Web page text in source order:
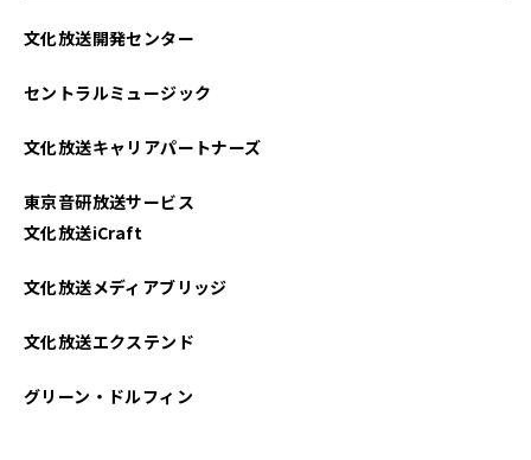
文化放送開発センター
セントラルミュージック
文化放送キャリアパートナーズ
東京音研放送サービス
文化放送iCraft
文化放送メディアブリッジ
文化放送エクステンド
グリーン・ドルフィン